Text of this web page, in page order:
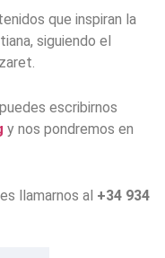
que inspiran la
siguiendo el
escribirnos
y nos pondremos en
llamarnos al +34 934